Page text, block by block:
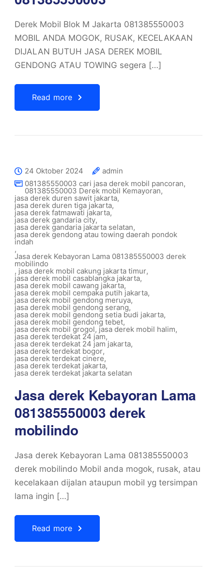
Derek Mobil Blok M Jakarta 081385550003
MOBIL ANDA MOGOK, RUSAK, KECELAKAAN
DIJALAN BUTUH JASA DEREK MOBIL
GENDONG ATAU TOWING segera […]
Read more
24 Oktober 2024
admin
081385550003 cari jasa derek mobil pancoran,
081385550003 Derek mobil Kemayoran,
jasa derek duren sawit jakarta,
jasa derek duren tiga jakarta,
jasa derek fatmawati jakarta,
jasa derek gandaria city,
jasa derek gandaria jakarta selatan,
jasa derek gendong atau towing daerah pondok
indah
,
Jasa derek Kebayoran Lama 081385550003 derek
mobilindo
, jasa derek mobil cakung jakarta timur,
jasa derek mobil casablangka jakarta,
jasa derek mobil cawang jakarta,
jasa derek mobil cempaka putih jakarta,
jasa derek mobil gendong meruya,
jasa derek mobil gendong serang,
jasa derek mobil gendong setia budi jakarta,
jasa derek mobil gendong tebet,
jasa derek mobil grogol, jasa derek mobil halim,
jasa derek terdekat 24 jam,
jasa derek terdekat 24 jam jakarta,
jasa derek terdekat bogor,
jasa derek terdekat cinere,
jasa derek terdekat jakarta,
jasa derek terdekat jakarta selatan
Jasa derek Kebayoran Lama
081385550003 derek
mobilindo
Jasa derek Kebayoran Lama 081385550003
derek mobilindo Mobil anda mogok, rusak, atau
kecelakaan dijalan ataupun mobil yg tersimpan
lama ingin […]
Read more